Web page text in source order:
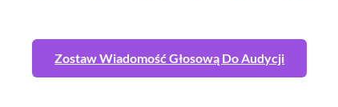
Zostaw Wiadomość Głosową Do Audycji